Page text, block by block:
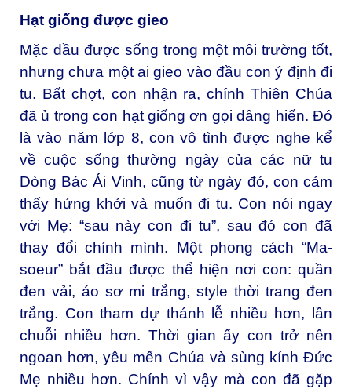
Hạt giống được gieo
Mặc dầu được sống trong một môi trường tốt,
nhưng chưa một ai gieo vào đầu con ý định đi
tu. Bất chợt, con nhận ra, chính Thiên Chúa
đã ủ trong con hạt giống ơn gọi dâng hiến. Đó
là vào năm lớp 8, con vô tình được nghe kể
về cuộc sống thường ngày của các nữ tu
Dòng Bác Ái Vinh, cũng từ ngày đó, con cảm
thấy hứng khởi và muốn đi tu. Con nói ngay
với Mẹ: “sau này con đi tu”, sau đó con đã
thay đổi chính mình. Một phong cách “Ma-
soeur” bắt đầu được thể hiện nơi con: quần
đen vải, áo sơ mi trắng, style thời trang đen
trắng. Con tham dự thánh lễ nhiều hơn, lần
chuỗi nhiều hơn. Thời gian ấy con trở nên
ngoan hơn, yêu mến Chúa và sùng kính Đức
Mẹ nhiều hơn. Chính vì vậy mà con đã gặp